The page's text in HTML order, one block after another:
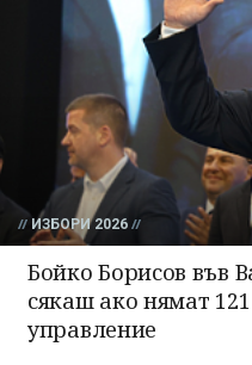
ИЗБОРИ 2026
Бойко Борисов във
сякаш ако нямат
управление